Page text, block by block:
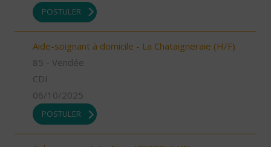
POSTULER
Aide-soignant à domicile - La Chataigneraie (H/F)
85 - Vendée
CDI
06/10/2025
POSTULER